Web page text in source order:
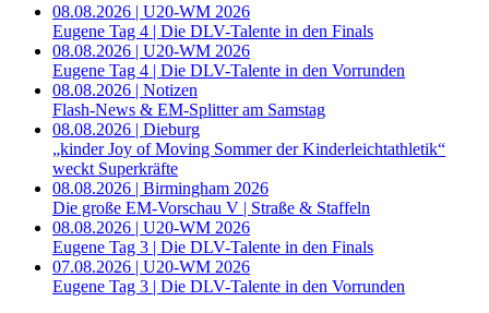
08.08.2026 | U20-WM 2026
Eugene Tag 4 | Die DLV-Talente in den Finals
08.08.2026 | U20-WM 2026
Eugene Tag 4 | Die DLV-Talente in den Vorrunden
08.08.2026 | Notizen
Flash-News & EM-Splitter am Samstag
08.08.2026 | Dieburg
„kinder Joy of Moving Sommer der Kinderleichtathletik“
weckt Superkräfte
08.08.2026 | Birmingham 2026
Die große EM-Vorschau V | Straße & Staffeln
08.08.2026 | U20-WM 2026
Eugene Tag 3 | Die DLV-Talente in den Finals
07.08.2026 | U20-WM 2026
Eugene Tag 3 | Die DLV-Talente in den Vorrunden